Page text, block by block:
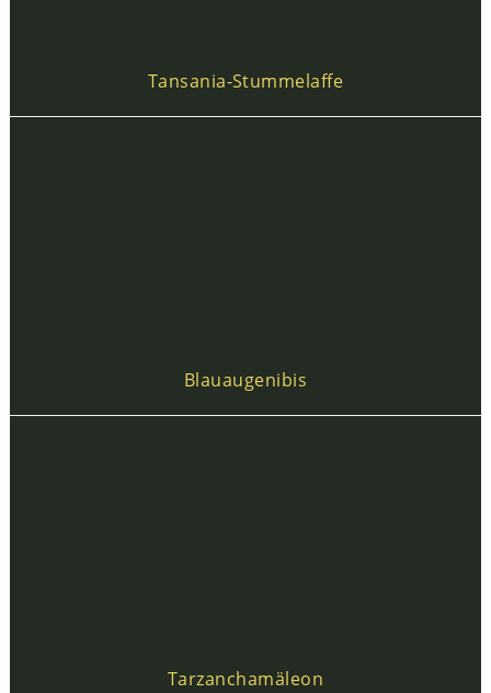
Tansania-Stummelaffe
Blauaugenibis
Tarzanchamäleon